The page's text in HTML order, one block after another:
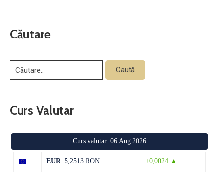
Căutare
Curs Valutar
Curs valutar: 06 Aug 2026
EUR: 5,2513 RON +0,0024 ▲